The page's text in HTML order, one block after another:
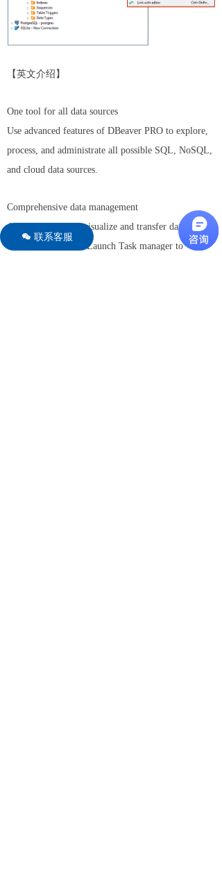
【英文介绍】
One tool for all data sources
Use advanced features of DBeaver PRO to explore,
process, and administrate all possible SQL, NoSQL,
and cloud data sources.
Comprehensive data management
Analyze, compare, visualize and transfer data in any
format and sources. Launch Task manager to
너 联系客服